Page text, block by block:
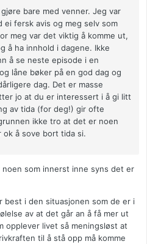
bare med venner. Jeg var
ei fersk avis og meg selv som
meg var det viktig å komme ut,
å ha innhold i dagene. Ikke
å se neste episode i en
låne bøker på en god dag og
dag. Det er masse
jo at du er interessert i å gi litt
av tida (for deg!) gir ofte
ikke tro at det er noen
å sove bort tida si.
som innerst inne syns det er
best i den situasjonen som de er i
av at det går an å få mer ut
opplever livet så meningsløst at
til å stå opp må komme